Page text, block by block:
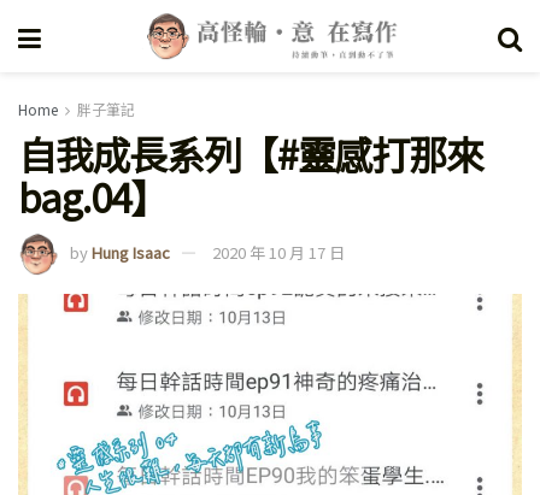
Home 胖子筆記
自我成長系列【#靈感打那來
bag.04】
byHung Isaac 2020 年 10 月 17 日